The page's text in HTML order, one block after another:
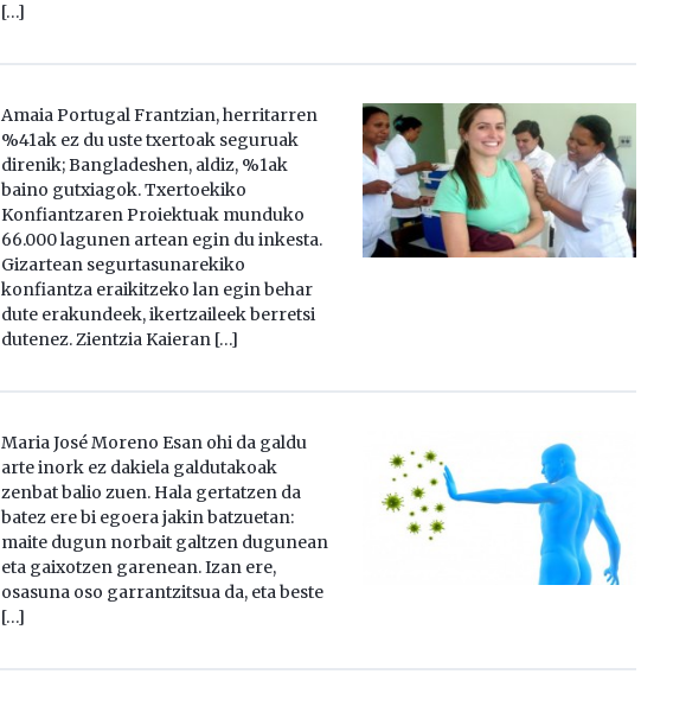
[…]
Amaia Portugal Frantzian, herritarren
%41ak ez du uste txertoak seguruak
direnik; Bangladeshen, aldiz, %1ak
baino gutxiagok. Txertoekiko
Konfiantzaren Proiektuak munduko
66.000 lagunen artean egin du inkesta.
Gizartean segurtasunarekiko
konfiantza eraikitzeko lan egin behar
dute erakundeek, ikertzaileek berretsi
dutenez. Zientzia Kaieran […]
Maria José Moreno Esan ohi da galdu
arte inork ez dakiela galdutakoak
zenbat balio zuen. Hala gertatzen da
batez ere bi egoera jakin batzuetan:
maite dugun norbait galtzen dugunean
eta gaixotzen garenean. Izan ere,
osasuna oso garrantzitsua da, eta beste
[…]